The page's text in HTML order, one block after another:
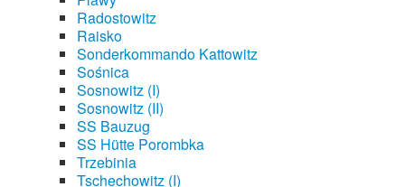
Radostowitz
Raisko
Sonderkommando Kattowitz
Sośnica
Sosnowitz (I)
Sosnowitz (II)
SS Bauzug
SS Hütte Porombka
Trzebinia
Tschechowitz (I)